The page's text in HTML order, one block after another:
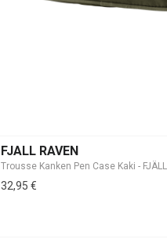
FJALL RAVEN
32,95 €